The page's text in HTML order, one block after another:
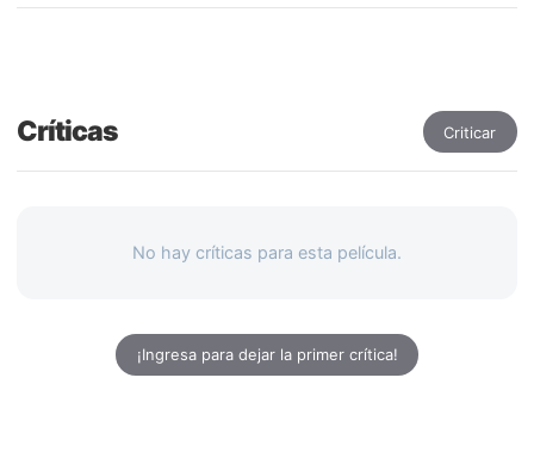
Críticas Criticar
No hay críticas para esta película.
¡Ingresa para dejar la primer crítica!